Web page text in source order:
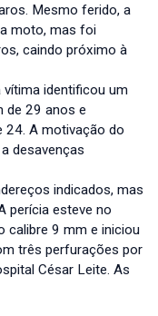
Mesmo ferido, a
moto, mas foi
caindo próximo à
identificou um
de 29 anos e
24. A motivação do
desavenças
indicados, mas
perícia esteve no
calibre 9 mm e iniciou
três perfurações por
César Leite. As